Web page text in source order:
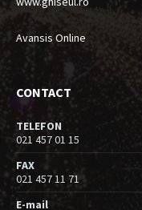
Avansis Online
CONTACT
TELEFON
021 457 01 15
FAX
021 457 11 71
E-mail